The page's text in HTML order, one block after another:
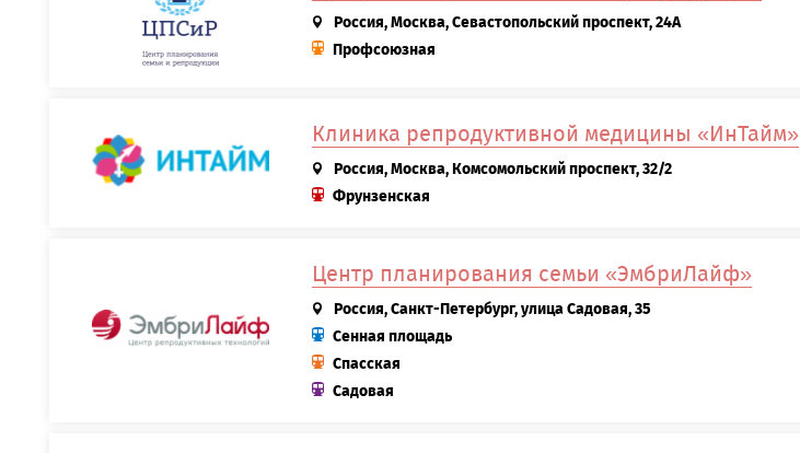
Россия, Москва, Севастопольский проспект, 24А
Профсоюзная
Клиника репродуктивной медицины «ИнТайм»
Россия, Москва, Комсомольский проспект, 32/2
Фрунзенская
Центр планирования семьи «ЭмбриЛайф»
Россия, Санкт-Петербург, улица Садовая, 35
Сенная площадь
Спасская
Садовая